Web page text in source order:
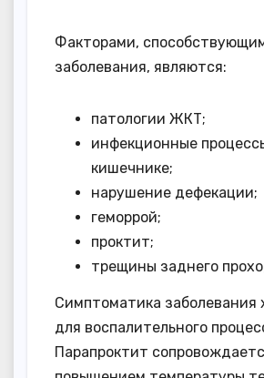
Факторами,
заболевания, являются:
патологии ЖКТ;
инфекционные
кишечнике;
нарушение дефекации;
геморрой;
проктит;
трещины заднего
Симптоматика заболевания
для воспалительного
Парапроктит